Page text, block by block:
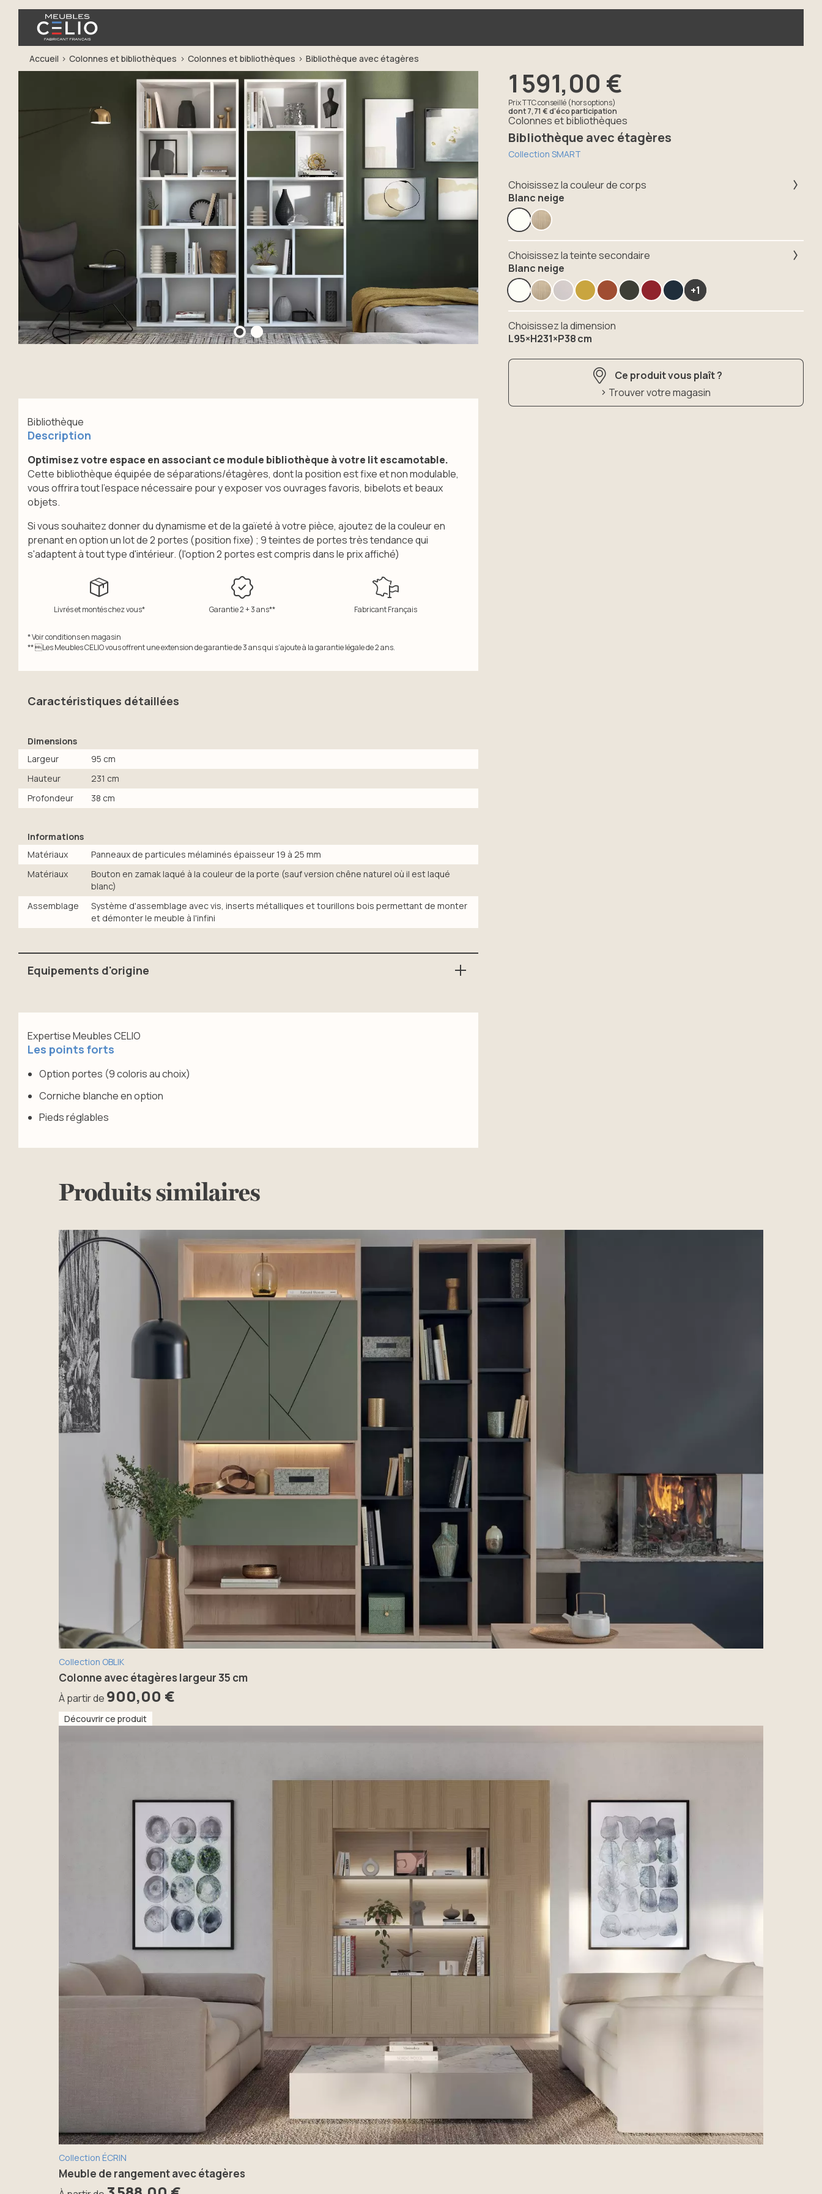
Accueil Colonnes et bibliothèques Colonnes et bibliothèques Bibliothèque avec étagères
Colonnes et bibliothèques
Bibliothèque avec étagères
Collection SMART
1 591,00 €
Prix TTC conseillé (hors options)
dont7,71 €d'éco participation
Choisissez la couleur de corps
Blanc neige
Choisissez la teinte secondaire
Blanc neige
+1
Choisissez la dimension
L95×H231×P38 cm
Ce produit vous plaît ?
Trouver votre magasin
Bibliothèque
Description
Optimisez votre espace en associant ce module bibliothèque à votre lit escamotable.
Cette bibliothèque équipée de séparations/étagères, dont la position est fixe et non modulable,
vous offrira tout l'espace nécessaire pour y exposer vos ouvrages favoris, bibelots et beaux
objets.
Si vous souhaitez donner du dynamisme et de la gaïeté à votre pièce, ajoutez de la couleur en
prenant en option un lot de 2 portes (position fixe) ; 9 teintes de portes très tendance qui
s'adaptent à tout type d'intérieur. (l'option 2 portes est compris dans le prix affiché)
Livrés et montés chez vous* Garantie 2 + 3 ans** Fabricant Français
* Voir conditions en magasin
** Les Meubles CELIO vous offrent une extension de garantie de 3 ans qui s’ajoute à la garantie légale de 2 ans.
Caractéristiques détaillées
Dimensions
Largeur
95 cm
Hauteur
231 cm
Profondeur
38 cm
Informations
Matériaux
Panneaux de particules mélaminés épaisseur 19 à 25 mm
Matériaux
Bouton en zamak laqué à la couleur de la porte (sauf version chêne naturel où il est laqué
blanc)
Assemblage
Système d'assemblage avec vis, inserts métalliques et tourillons bois permettant de monter
et démonter le meuble à l'infini
Equipements d'origine
Options : lot de 2 portes battantes (9 coloris au choix)
Expertise Meubles CELIO
Les points forts
Option portes (9 coloris au choix)
Corniche blanche en option
Pieds réglables
Produits similaires
Collection OBLIK
Colonne avec étagères largeur 35 cm
À partir de 900,00 €
Découvrir ce produit
Collection ÉCRIN
Meuble de rangement avec étagères